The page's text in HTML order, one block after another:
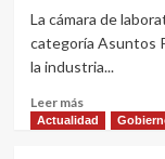
destaca
impacto
positivo
patentes,
biosimilares
La cámara de
categoría Asuntos
la industria...
Leer másLeer
más
Actualidad